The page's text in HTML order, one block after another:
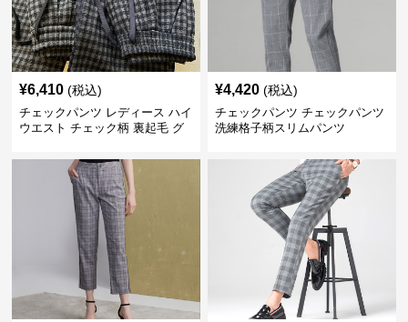
¥6,410 (税込)
チェックパンツ レディース ハイ
ウエスト チェック柄 裏起毛 グ
¥4,420 (税込)
チェックパンツ チェックパンツ
洗練格子柄スリムパンツ